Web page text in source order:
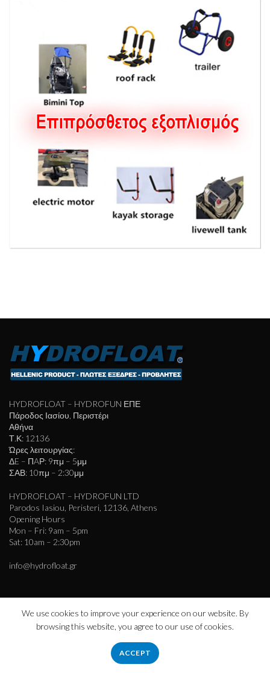
HYDROFLOAT – HYDROFUN ΕΠΕ
Πάροδος Ιασίου, Περιστέρι
Αθήνα
Τ.Κ: 12136
Ώρες λειτουργίας:
ΔE – ΠAΡ: 9πμ – 5μμ
ΣΑΒ: 10πμ – 2:30μμ
HYDROFLOAT – HYDROFUN LTD
Parodos Iasiou, Peristeri, 12136, Athens
Opening Hours
Mon – Fri: 9am – 5pm
Sat: 10am – 2:30pm
info@hydrofloat.gr
We use cookies to improve your experience on our website. By
browsing this website, you agree to our use of cookies.
ACCEPT